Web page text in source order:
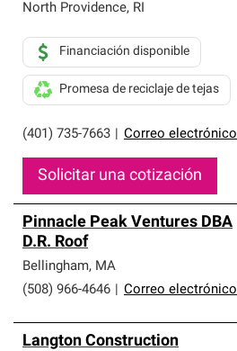
North Providence, RI
(401) 735-7663 Correo electrónico
Financiación disponible
Promesa de reciclaje de tejas
Solicitar una cotización
Pinnacle Peak Ventures DBA
D.R. Roof
Bellingham, MA
(508) 966-4646
Correo electrónico
Langton Construction